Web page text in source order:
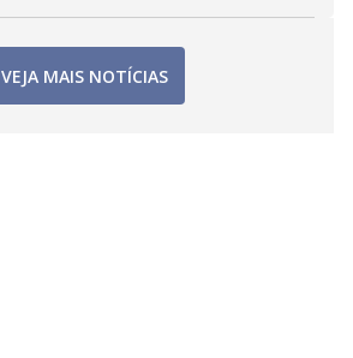
VEJA MAIS NOTÍCIAS